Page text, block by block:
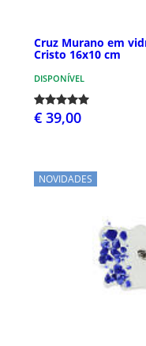
Cruz Murano em
Cristo 16x10 cm
DISPONÍVEL
€ 39,00
NOVIDADES